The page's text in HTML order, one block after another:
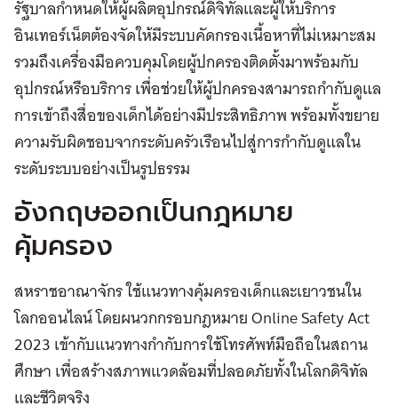
รัฐบาลกำหนดให้ผู้ผลิตอุปกรณ์ดิจิทัลและผู้ให้บริการ
อินเทอร์เน็ตต้องจัดให้มีระบบคัดกรองเนื้อหาที่ไม่เหมาะสม
รวมถึงเครื่องมือควบคุมโดยผู้ปกครองติดตั้งมาพร้อมกับ
อุปกรณ์หรือบริการ เพื่อช่วยให้ผู้ปกครองสามารถกำกับดูแล
การเข้าถึงสื่อของเด็กได้อย่างมีประสิทธิภาพ พร้อมทั้งขยาย
ความรับผิดชอบจากระดับครัวเรือนไปสู่การกำกับดูแลใน
ระดับระบบอย่างเป็นรูปธรรม
อังกฤษออกเป็นกฎหมาย
คุ้มครอง
สหราชอาณาจักร ใช้แนวทางคุ้มครองเด็กและเยาวชนใน
โลกออนไลน์ โดยผนวกกรอบกฎหมาย Online Safety Act
2023 เข้ากับแนวทางกำกับการใช้โทรศัพท์มือถือในสถาน
ศึกษา เพื่อสร้างสภาพแวดล้อมที่ปลอดภัยทั้งในโลกดิจิทัล
และชีวิตจริง